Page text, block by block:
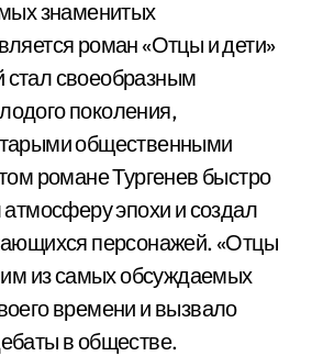
знаменитых
роман «Отцы и дети»
стал своеобразным
поколения,
общественными
романе Тургенев быстро
эпохи и создал
персонажей. «Отцы
из самых обсуждаемых
времени и вызвало
в обществе.